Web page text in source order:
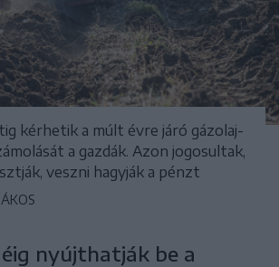
kérhetik a múlt évre járó gázolaj-
a gazdák. Azon jogosultak,
veszni hagyják a pénzt
nyújthatják be a